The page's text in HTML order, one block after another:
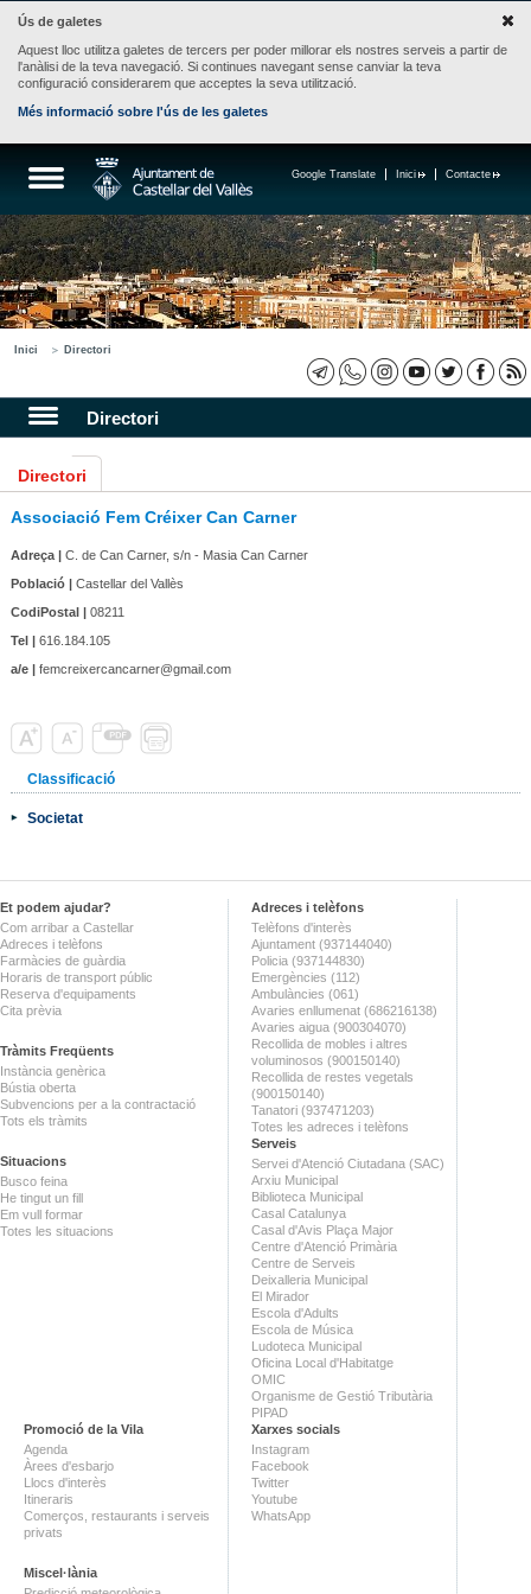
Ús de galetes
Aquest lloc utilitza galetes de tercers per poder millorar els nostres serveis a partir de
l'anàlisi de la teva navegació. Si continues navegant sense canviar la teva
configuració considerarem que acceptes la seva utilització.
Més informació sobre l'ús de les galetes
Contacte
Inici
Google Translate
Inici Directori
Directori
Directori
Associació Fem Créixer Can Carner
Adreça |C. de Can Carner, s/n - Masia Can Carner
Població |Castellar del Vallès
CodiPostal |08211
Tel |616.184.105
a/e |femcreixercancarner@gmail.com
Classificació
Societat
Et podem ajudar?
Com arribar a Castellar
Adreces i telèfons
Farmàcies de guàrdia
Horaris de transport públic
Reserva d'equipaments
Cita prèvia
Tràmits Freqüents
Instància genèrica
Bústia oberta
Subvencions per a la contractació
Tots els tràmits
Situacions
Busco feina
He tingut un fill
Em vull formar
Totes les situacions
Adreces i telèfons
Telèfons d'interès
Ajuntament (937144040)
Policia (937144830)
Emergències (112)
Ambulàncies (061)
Avaries enllumenat (686216138)
Avaries aigua (900304070)
Recollida de mobles i altres
voluminosos (900150140)
Recollida de restes vegetals
(900150140)
Tanatori (937471203)
Totes les adreces i telèfons
Serveis
Servei d'Atenció Ciutadana (SAC)
Arxiu Municipal
Biblioteca Municipal
Casal Catalunya
Casal d'Avis Plaça Major
Centre d'Atenció Primària
Centre de Serveis
Deixalleria Municipal
El Mirador
Escola d'Adults
Escola de Música
Ludoteca Municipal
Oficina Local d'Habitatge
OMIC
Organisme de Gestió Tributària
PIPAD
Promoció de la Vila
Agenda
Àrees d'esbarjo
Llocs d'interès
Itineraris
Comerços, restaurants i serveis
privats
Miscel·lània
Xarxes socials
Instagram
Facebook
Twitter
Youtube
WhatsApp